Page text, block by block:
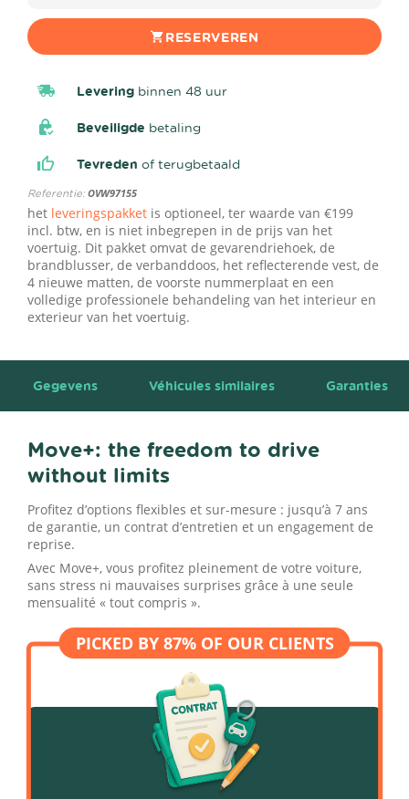
RESERVEREN
Levering binnen 48 uur
Beveiligde betaling
Tevreden of terugbetaald
Referentie: OVW97155
het leveringspakket is optioneel, ter waarde van €199
incl. btw, en is niet inbegrepen in de prijs van het
voertuig. Dit pakket omvat de gevarendriehoek, de
brandblusser, de verbanddoos, het reflecterende vest, de
4 nieuwe matten, de voorste nummerplaat en een
volledige professionele behandeling van het interieur en
exterieur van het voertuig.
Gegevens Véhicules similaires Garanties
Move+: the freedom to drive
without limits
Profitez d’options flexibles et sur-mesure : jusqu’à 7 ans
de garantie, un contrat d’entretien et un engagement de
reprise.
Avec Move+, vous profitez pleinement de votre voiture,
sans stress ni mauvaises surprises grâce à une seule
mensualité « tout compris ».